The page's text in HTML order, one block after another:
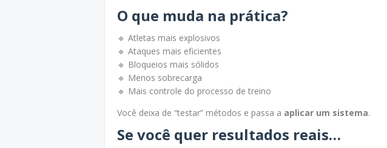
O que muda na prática?
🔹 Atletas mais explosivos
🔹 Ataques mais eficientes
🔹 Bloqueios mais sólidos
🔹 Menos sobrecarga
🔹 Mais controle do processo de treino
Você deixa de “testar” métodos e passa a aplicar um sistema.
Se você quer resultados reais…